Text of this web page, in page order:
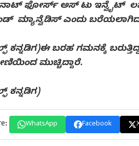
ನಾಟ್ ಫೋರ್ಸ್ ಅಸ್ ಟು ಇನ್ವೈಟ್
ಮ್ಯಾನ್ವೆಡಿಸ್ ಎಂದು
ಕನ್ನಡಿಗ)ಈ ಬರಹ ಗಮನಕ್ಕೆ
ಮುಚ್ಚಿದ್ದಾರೆ.
ಕನ್ನಡಿಗ)
WhatsApp Facebook